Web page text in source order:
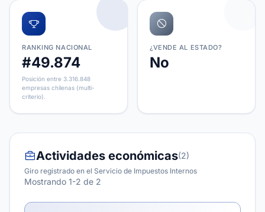
RANKING NACIONAL
#49.874
Posición entre 3.316.848
empresas chilenas (multi-
criterio).
¿VENDE AL ESTADO?
No
Actividades económicas(2)
Giro registrado en el Servicio de Impuestos Internos
Mostrando 1-2 de 2